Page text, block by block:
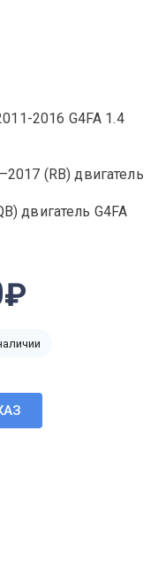
2016 G4FA 1.4
(RB) двигатель
двигатель G4FA